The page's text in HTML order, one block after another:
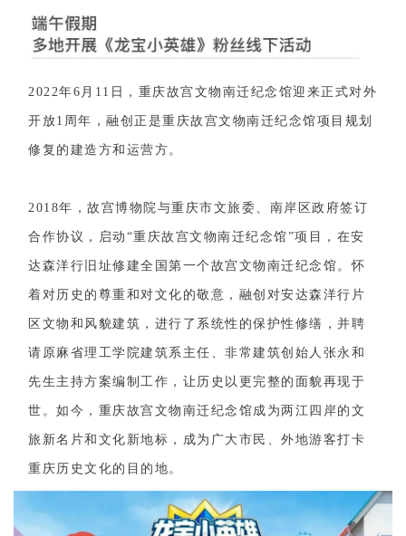
2022年6月11日，重庆故宫文物南迁纪念馆迎来正式对外
开放1周年，融创正是重庆故宫文物南迁纪念馆项目规划
修复的建造方和运营方。
2018年，故宫博物院与重庆市文旅委、南岸区政府签订
合作协议，启动“重庆故宫文物南迁纪念馆”项目，在安
达森洋行旧址修建全国第一个故宫文物南迁纪念馆。怀
着对历史的尊重和对文化的敬意，融创对安达森洋行片
区文物和风貌建筑，进行了系统性的保护性修缮，并聘
请原麻省理工学院建筑系主任、非常建筑创始人张永和
先生主持方案编制工作，让历史以更完整的面貌再现于
世。如今，重庆故宫文物南迁纪念馆成为两江四岸的文
旅新名片和文化新地标，成为广大市民、外地游客打卡
重庆历史文化的目的地。